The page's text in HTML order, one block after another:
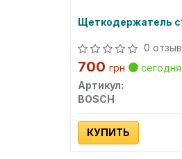
Щеткодержатель
0
700 грн
сегодня
Артикул:
BOSCH
КУПИТЬ